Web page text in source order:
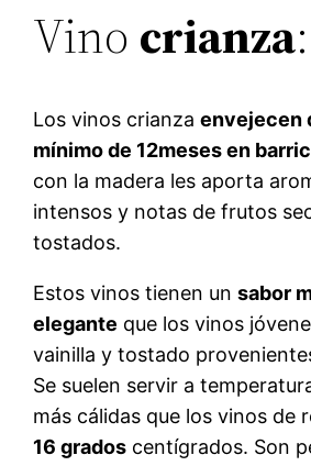
Vino crianza:
Los vinos crianzaenvejecen
mínimo de 12meses en
con la madera les aporta
intensos y notas de frutos
tostados.
Estos vinos tienen unsabor
elegante que los vinos
vainilla y tostado
Se suelen servir a
más cálidas que los vinos de
16 grados centígrados. Son